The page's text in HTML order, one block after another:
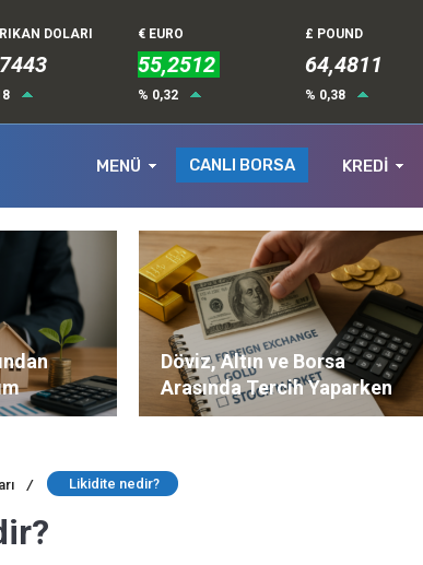
DOLARI € EURO
55,2512
% 0,32
£ POUND
64,4811
% 0,38
MENÜ CANLI BORSA KREDİ
Döviz, Altın ve Borsa
Arasında Tercih Yaparken
Nelere Dikkat Edilmeli?
/ Likidite nedir?